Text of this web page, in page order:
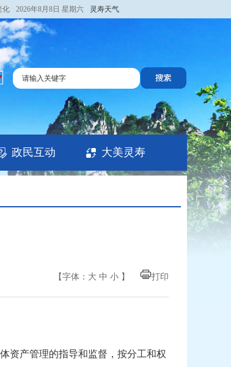
灵寿天气
化 2026年8月8日 星期六
政民互动 大美灵寿
【字体： 大 中 小 】 打印
资产管理的指导和监督，按分工和权